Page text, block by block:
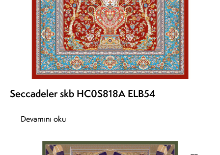
Seccadeler skb HC0S818A ELB54
Devamını oku